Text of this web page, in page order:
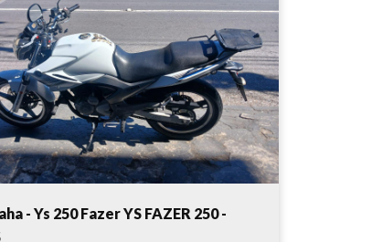
- Ys 250 Fazer YS FAZER 250 -